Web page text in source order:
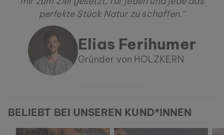
perfekte Stück Natur zu schaffen.“
Elias Ferihumer
Gründer von HOLZKERN
BELIEBT BEI UNSEREN KUND*INNEN